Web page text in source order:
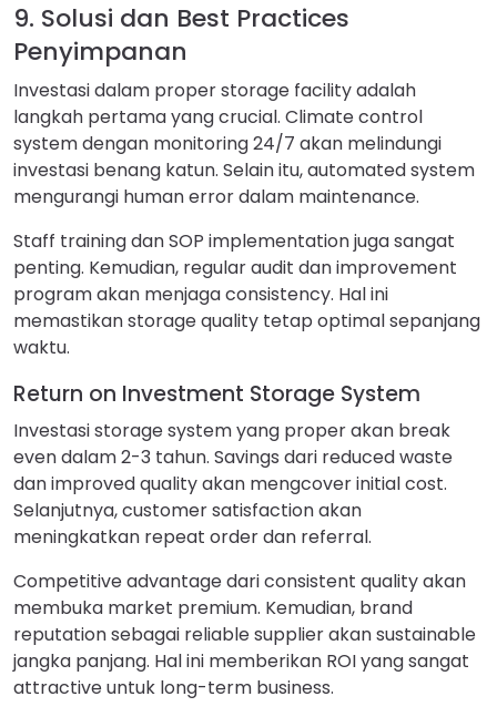
9. Solusi dan Best Practices
Penyimpanan
Investasi dalam proper storage facility adalah
langkah pertama yang crucial. Climate control
system dengan monitoring 24/7 akan melindungi
investasi benang katun. Selain itu, automated system
mengurangi human error dalam maintenance.
Staff training dan SOP implementation juga sangat
penting. Kemudian, regular audit dan improvement
program akan menjaga consistency. Hal ini
memastikan storage quality tetap optimal sepanjang
waktu.
Return on Investment Storage System
Investasi storage system yang proper akan break
even dalam 2-3 tahun. Savings dari reduced waste
dan improved quality akan mengcover initial cost.
Selanjutnya, customer satisfaction akan
meningkatkan repeat order dan referral.
Competitive advantage dari consistent quality akan
membuka market premium. Kemudian, brand
reputation sebagai reliable supplier akan sustainable
jangka panjang. Hal ini memberikan ROI yang sangat
attractive untuk long-term business.